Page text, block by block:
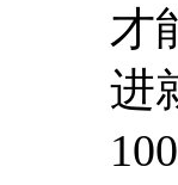
才
进